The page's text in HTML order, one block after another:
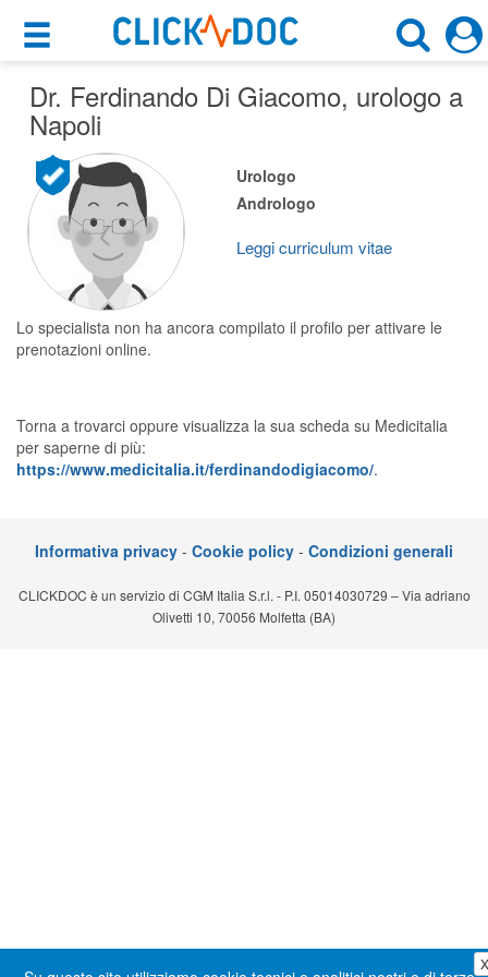
×
Motore di ricerca
×
Urologo
Napoli (NA)
Cosa possiamo offrirti
Per i pazienti
Prenota una visita
Ricerca specialisti
Consulti online
(su medicitalia.it)
Prenotazioni online
Planner e rubrica in cloud
Teleconsulto
Dr. Ferdinando Di Giacomo, urologo a
Napoli
Urologo
Andrologo
Leggi curriculum vitae
Lo specialista non ha ancora compilato il profilo per attivare le
prenotazioni online.
Torna a trovarci oppure visualizza la sua scheda su Medicitalia
per saperne di più:
https://www.medicitalia.it/ferdinandodigiacomo/.
X
Informativa privacy - Cookie policy - Condizioni generali
CLICKDOC è un servizio di CGM Italia S.r.l. - P.I. 05014030729 – Via adriano
Olivetti 10, 70056 Molfetta (BA)